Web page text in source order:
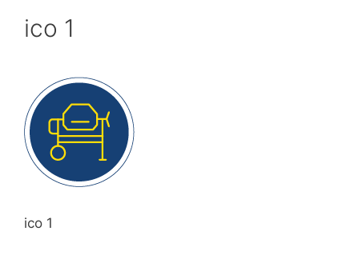
ico 1
ico 1